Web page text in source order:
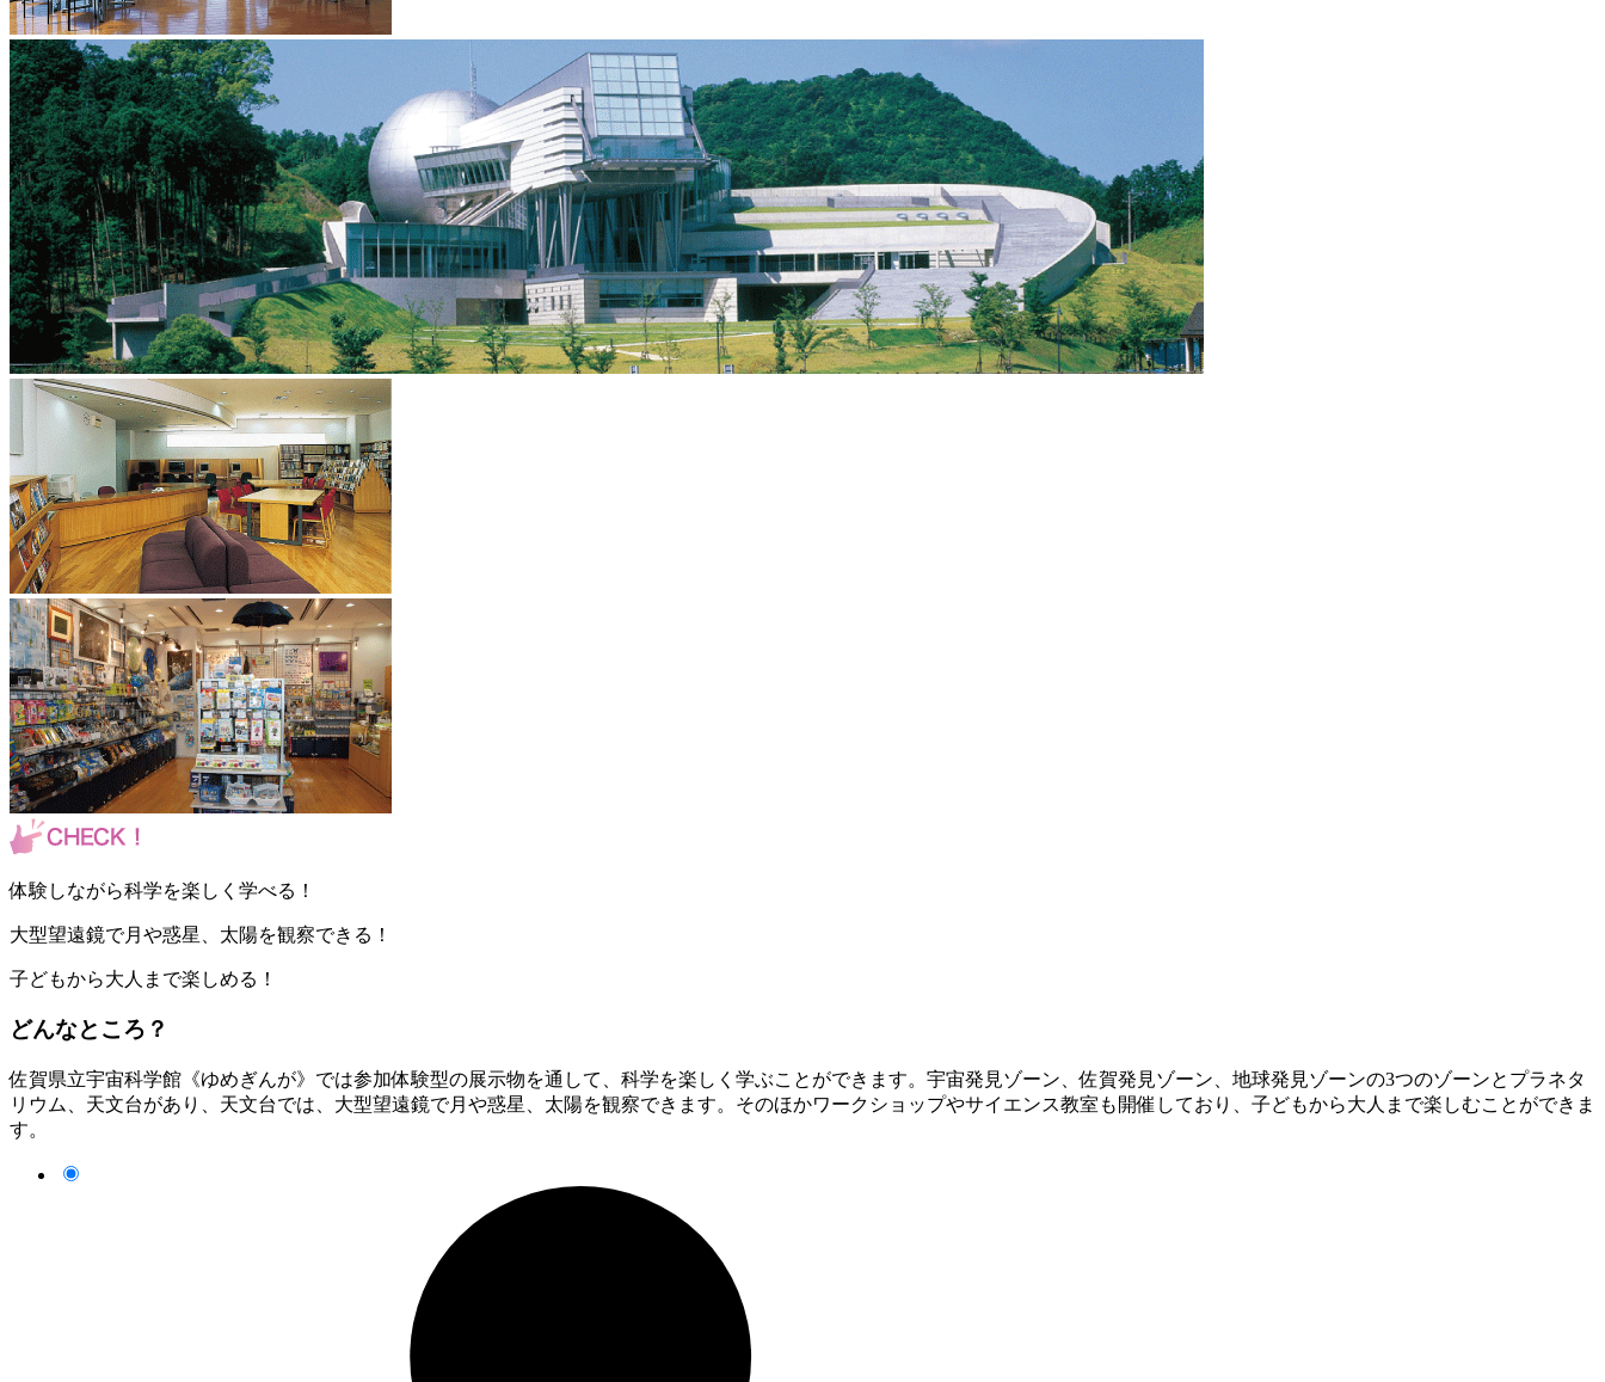
体験しながら科学を楽しく学べる！
大型望遠鏡で月や惑星、太陽を観察できる！
子どもから大人まで楽しめる！
どんなところ？
佐賀県立宇宙科学館《ゆめぎんが》では参加体験型の展示物を通して、科学を楽しく学ぶことができます。宇宙発見ゾーン、佐賀発見ゾーン、地球発見ゾーンの3つのゾーンとプラネタ
リウム、天文台があり、天文台では、大型望遠鏡で月や惑星、太陽を観察できます。そのほかワークショップやサイエンス教室も開催しており、子どもから大人まで楽しむことができま
す。